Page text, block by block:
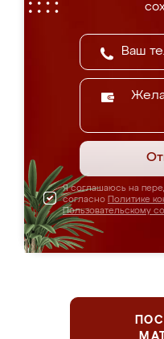
Я соглашаюсь на
согласно Политике
Пользовательскому